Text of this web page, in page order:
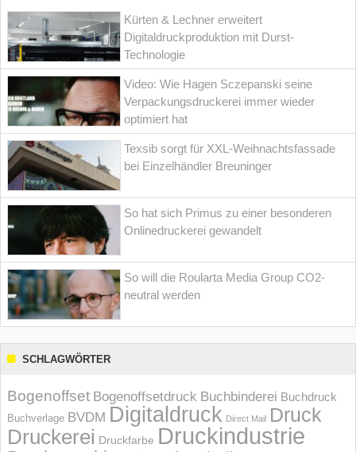
Kürten & Lechner erweitert
Digitaldruckproduktion mit Durst-
Technologie
Video: Wie Hagen Sczepanski seine
Verpackungsdruckerei immer wieder
optimiert hat
Texsib sorgt für XXL-Weihnachtsfassade
bei Einzelhändler Breuninger
So hat sich Primus zu einer besonderen
Onlinedruckerei gewandelt
So will die Roularta Media Group CO2-
neutral werden
SCHLAGWÖRTER
Bogenoffset Bogenoffsetdruck Buchbinderei Buchdruck
Buchverlage BVDM Digitaldruck Direct Mail Druck
Druckerei Druckfarbe Druckindustrie